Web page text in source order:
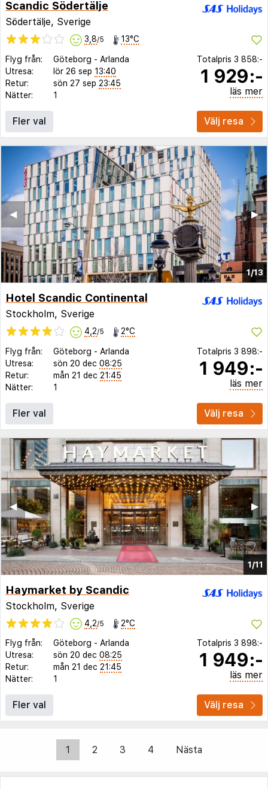
Scandic Södertälje
Södertälje, Sverige
3,8/5 13°C
Flyg från: Göteborg - Arlanda
Utresa:
lör 26 sep 13:40
Retur:
sön 27 sep 23:45
Nätter:
1
Totalpris 3 858:-
1 929:-
läs mer
Fler val Välj resa
1/13
▶︎
◀︎
Hotel Scandic Continental
Stockholm, Sverige
4,2/5 2°C
Flyg från: Göteborg - Arlanda
Utresa:
sön 20 dec 08:25
Retur:
mån 21 dec 21:45
Nätter:
1
Totalpris 3 898:-
1 949:-
läs mer
Fler val Välj resa
1/11
▶︎
◀︎
Haymarket by Scandic
Stockholm, Sverige
4,2/5 2°C
Flyg från: Göteborg - Arlanda
Utresa:
sön 20 dec 08:25
Retur:
mån 21 dec 21:45
Nätter:
1
Totalpris 3 898:-
1 949:-
läs mer
Fler val Välj resa
1 2 3 4 Nästa